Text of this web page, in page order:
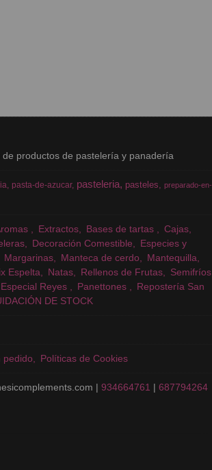
productos de pastelería y panadería
pasta-de-azucar pasteleria pasteles
preparado-en-
Extractos Bases de tartas
Cajas
Decoración Comestible
Especies y
Margarinas Manteca de cerdo
Mantequilla
Espelta Natas Rellenos de Frutas
Semifríos
Especial Reyes Panettones
Repostería San
DE STOCK
pedido Políticas de Cookies
| 934664761 | 687794264